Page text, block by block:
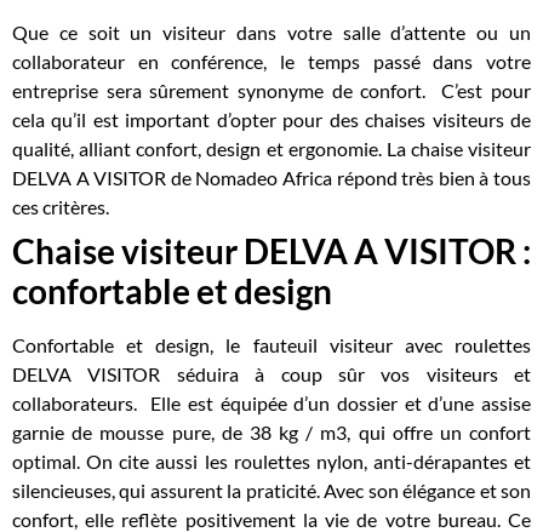
Que ce soit un visiteur dans votre salle d’attente ou un
collaborateur en conférence, le temps passé dans votre
entreprise sera sûrement synonyme de confort. C’est pour
cela qu’il est important d’opter pour des chaises visiteurs de
qualité, alliant confort, design et ergonomie. La chaise visiteur
DELVA A VISITOR de Nomadeo Africa répond très bien à tous
ces critères.
Chaise visiteur DELVA A VISITOR :
confortable et design
Confortable et design, le fauteuil visiteur avec roulettes
DELVA VISITOR séduira à coup sûr vos visiteurs et
collaborateurs. Elle est équipée d’un dossier et d’une assise
garnie de mousse pure, de 38 kg / m3, qui offre un confort
optimal. On cite aussi les roulettes nylon, anti-dérapantes et
silencieuses, qui assurent la praticité. Avec son élégance et son
confort, elle reflète positivement la vie de votre bureau. Ce